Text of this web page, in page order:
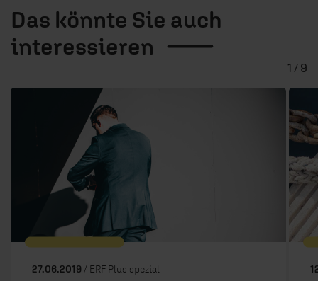
Das könnte Sie auch
interessieren
27.06.2019 / ERF Plus spezial
1 / 9